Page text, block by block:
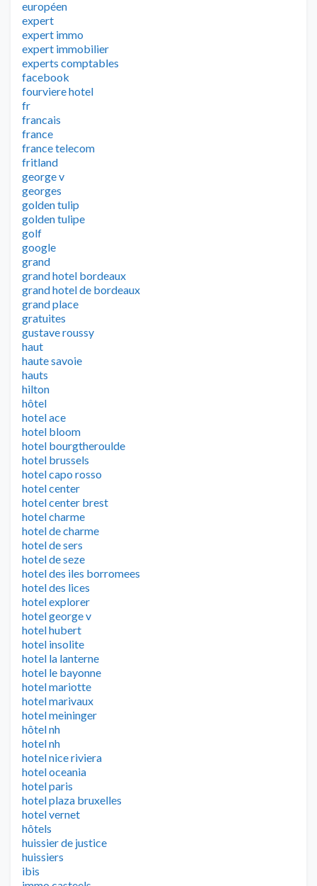
européen
expert
expert immo
expert immobilier
experts comptables
facebook
fourviere hotel
fr
francais
france
france telecom
fritland
george v
georges
golden tulip
golden tulipe
golf
google
grand
grand hotel bordeaux
grand hotel de bordeaux
grand place
gratuites
gustave roussy
haut
haute savoie
hauts
hilton
hôtel
hotel ace
hotel bloom
hotel bourgtheroulde
hotel brussels
hotel capo rosso
hotel center
hotel center brest
hotel charme
hotel de charme
hotel de sers
hotel de seze
hotel des iles borromees
hotel des lices
hotel explorer
hotel george v
hotel hubert
hotel insolite
hotel la lanterne
hotel le bayonne
hotel mariotte
hotel marivaux
hotel meininger
hôtel nh
hotel nh
hotel nice riviera
hotel oceania
hotel paris
hotel plaza bruxelles
hotel vernet
hôtels
huissier de justice
huissiers
ibis